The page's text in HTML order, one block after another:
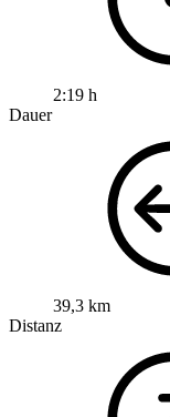
2:19 h
Dauer
39,3 km
Distanz